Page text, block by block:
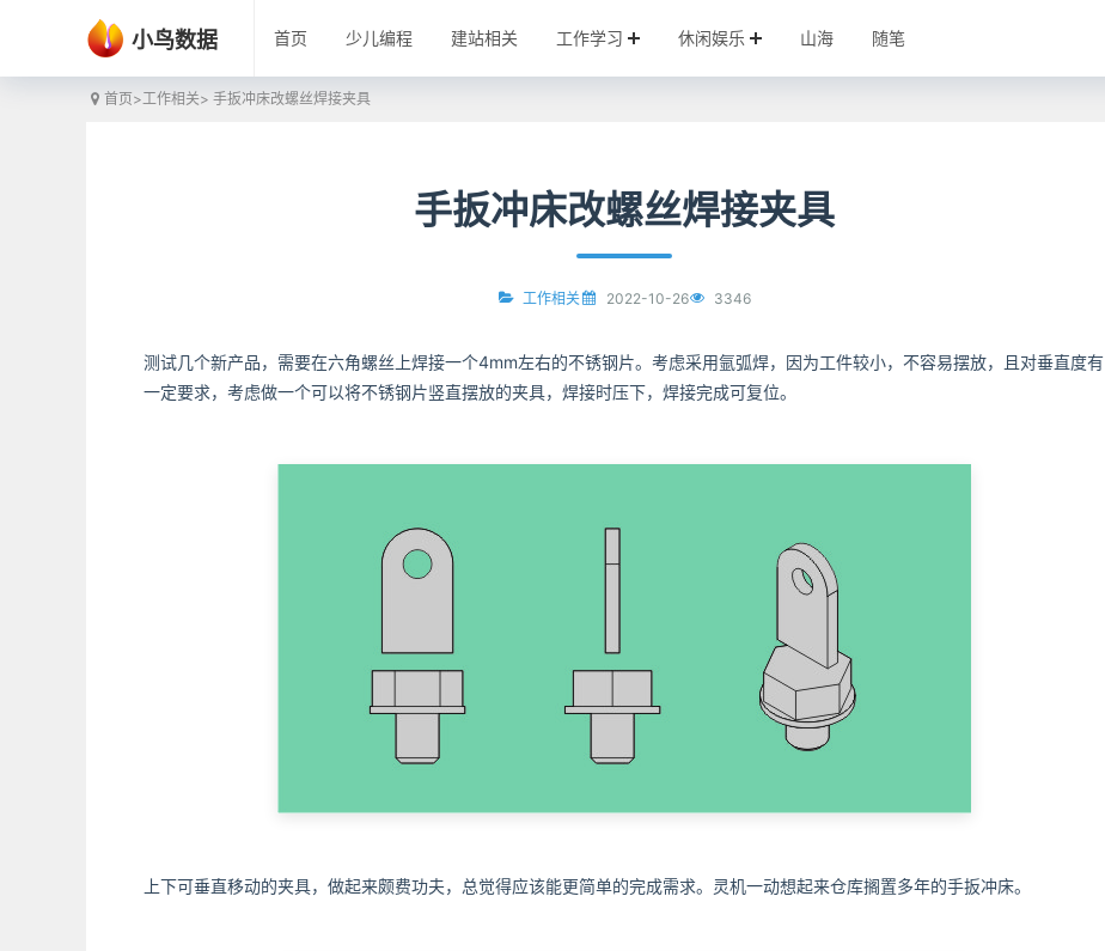
小鸟数据 首页 少儿编程 建站相关 工作学习 休闲娱乐 山海 随笔
首页>工作相关> 手扳冲床改螺丝焊接夹具
手扳冲床改螺丝焊接夹具
工作相关 2022-10-26 3346
测试几个新产品，需要在六角螺丝上焊接一个4mm左右的不锈钢片。考虑采用氩弧焊，因为工件较小，不容易摆放，且对垂直度有
一定要求，考虑做一个可以将不锈钢片竖直摆放的夹具，焊接时压下，焊接完成可复位。
上下可垂直移动的夹具，做起来颇费功夫，总觉得应该能更简单的完成需求。灵机一动想起来仓库搁置多年的手扳冲床。